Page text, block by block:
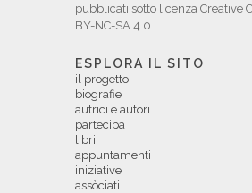
pubblicati sotto licenza Creative
BY-NC-SA 4.0.
ESPLORA IL SITO
il progetto
biografie
autrici e autori
partecipa
libri
appuntamenti
iniziative
assòciati